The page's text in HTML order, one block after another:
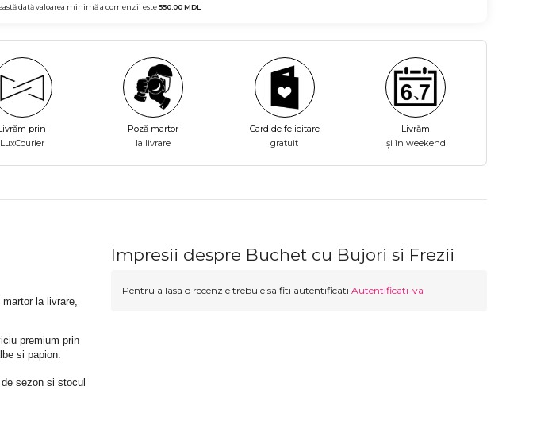
dată valoarea minimă a comenzii este550.00MDL
prin
LuxCourier
Poză martor
la livrare
Card de felicitare
gratuit
Livrăm
și în weekend
la livrare,
premium prin
si papion.
sezon si stocul
Impresii despre Buchet cu Bujori si Frezii
Pentru a lasa o recenzie trebuie sa fiti autentificati Autentificati-va